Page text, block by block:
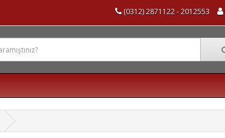
(0312) 2871122 - 2012553